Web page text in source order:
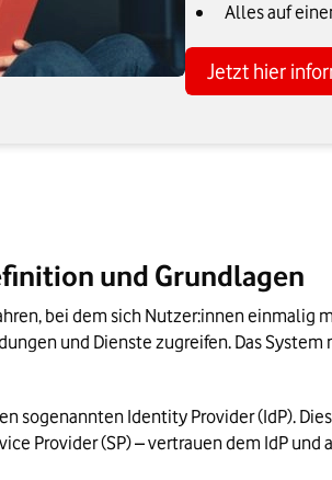
Alles auf
Jetzt hier
und Grundlagen
bei dem sich Nutzer:innen einmalig
und Dienste zugreifen. Das
sogenannten Identity Provider (IdP).
Provider (SP) – vertrauen dem IdP